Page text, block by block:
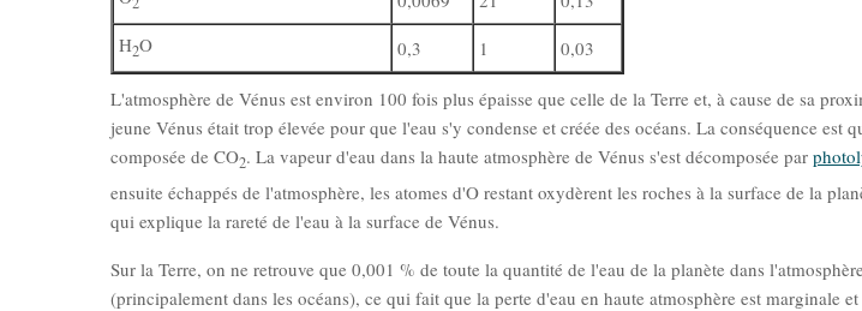
H2O 0,3 1 0,03
L'atmosphère de Vénus est environ 100 fois plus épaisse que celle de la Terre et, à cause de sa
jeune Vénus était trop élevée pour que l'eau s'y condense et créée des océans. La conséquence est
composée de CO2. La vapeur d'eau dans la haute atmosphère de Vénus s'est décomposée par
ensuite échappés de l'atmosphère, les atomes d'O restant oxydèrent les roches à la surface de la
qui explique la rareté de l'eau à la surface de Vénus.
Sur la Terre, on ne retrouve que 0,001 % de toute la quantité de l'eau de la planète dans
(principalement dans les océans), ce qui fait que la perte d'eau en haute atmosphère est marginale